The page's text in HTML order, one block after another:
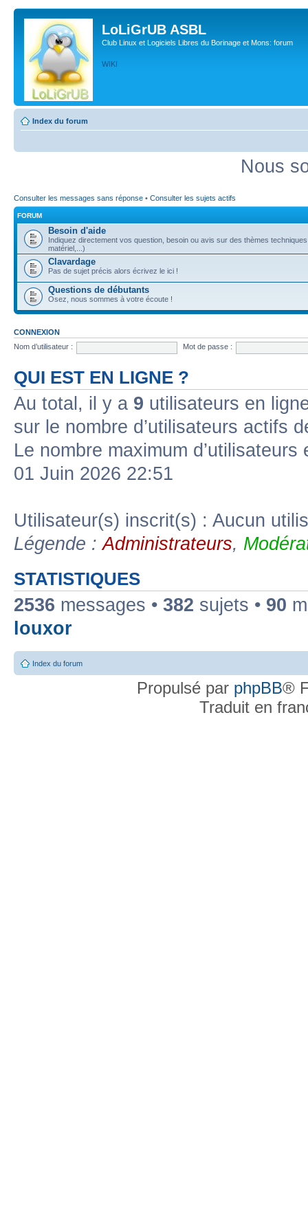
LoLiGrUB ASBL
Club Linux et Logiciels Libres du Borinage et Mons: forum
WIKI
Index du forum
Nous
Consulter les messages sans réponse • Consulter les sujets actifs
FORUM
Besoin d'aide
Indiquez directement vos question, besoin ou avis sur des thèmes
matériel,...)
Clavardage
Pas de sujet précis alors écrivez le ici !
Questions de débutants
Osez, nous sommes à votre écoute !
CONNEXION
Nom d’utilisateur :
Mot de passe :
QUI EST EN LIGNE ?
Au total, il y a 9 utilisateurs en
sur le nombre d’utilisateurs actifs
Le nombre maximum
01 Juin 2026 22:51
Utilisateur(s) inscrit(s) : Aucun
Légende :Administrateurs,
STATISTIQUES
2536 messages • 382 sujets • 90
louxor
Index du forum
Propulsé par phpBB®
Traduit en